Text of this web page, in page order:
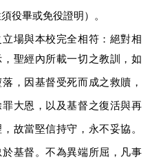
役畢或免役證明）。
場與本校完全相符：絕對相
聖經內所載一切之教訓，如
，因基督受死而成之救贖，
大恩，以及基督之復活與再
故當堅信持守，永不妥協。
基督。不為異端所屈，凡事